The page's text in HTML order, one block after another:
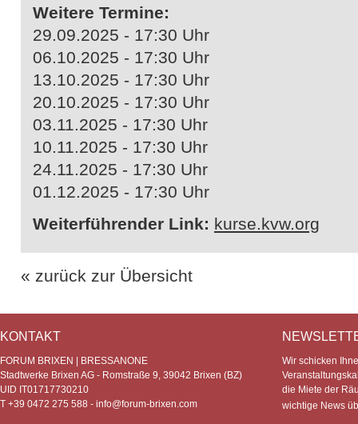
Weitere Termine:
29.09.2025 - 17:30 Uhr
06.10.2025 - 17:30 Uhr
13.10.2025 - 17:30 Uhr
20.10.2025 - 17:30 Uhr
03.11.2025 - 17:30 Uhr
10.11.2025 - 17:30 Uhr
24.11.2025 - 17:30 Uhr
01.12.2025 - 17:30 Uhr
Weiterführender Link: kurse.kvw.org
« zurück zur Übersicht
KONTAKT
FORUM BRIXEN | BRESSANONE
Stadtwerke Brixen AG - Romstraße 9, 39042 Brixen (BZ)
UID IT01717730210
T +39 0472 275 588 - info@forum-brixen.com
Wir schicken
die Miete der
wichtige News